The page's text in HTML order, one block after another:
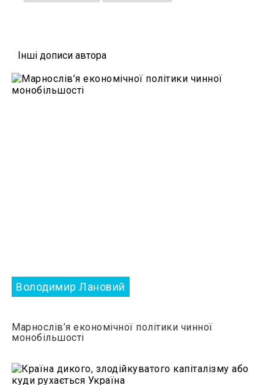
Iншi дописи автора
Володимир Лановий
Марнослів’я економічної політики чинної
монобільшості